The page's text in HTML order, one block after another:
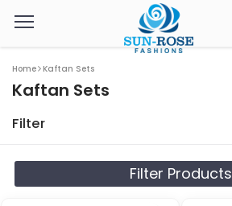
Home Kaftan Sets
Kaftan Sets
Filter
Filter Products